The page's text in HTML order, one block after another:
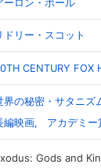
ーロン・ポール
ドリー・スコット
CENTURY FOX
界の秘密・サタニズ
編映画
アカデミー
Gods and